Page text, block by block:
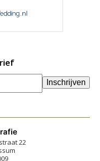
(Vereist)
Inschrijven
22